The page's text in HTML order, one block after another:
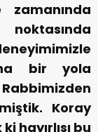
noktasında
bir yola
Koray
hayırlısı bu